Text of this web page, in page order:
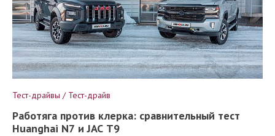
Тест-драйвы / Тест-драйв
Работяга против клерка: сравнительный тест
Huanghai N7 и JAC T9